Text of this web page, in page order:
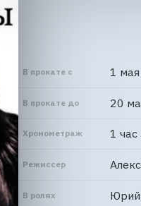
В прокате с 1 мая
В прокате до 20
Хронометраж 1
Режиссер
В ролях Юрий